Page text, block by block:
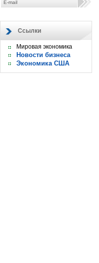
Ссылки
Мировая экономика
Новости бизнеса
Экономика США